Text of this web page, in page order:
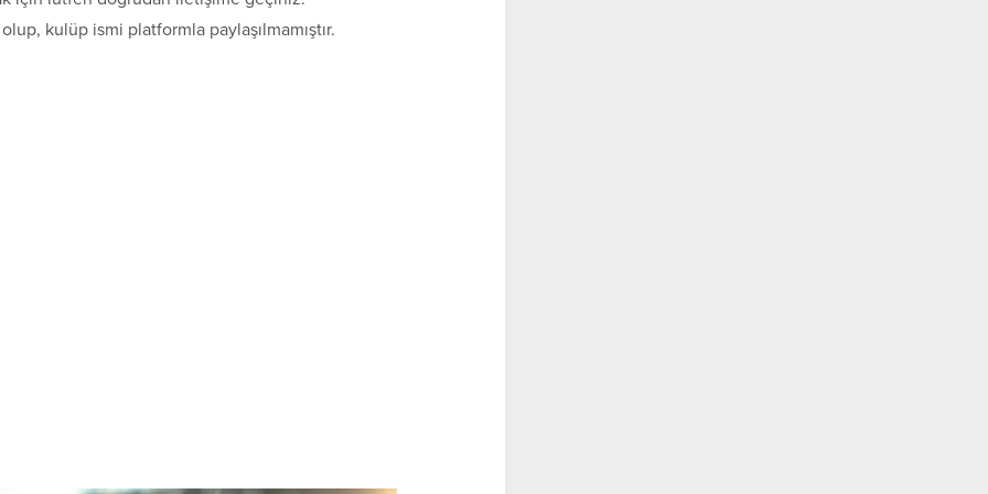
kulüp ismi platformla paylaşılmamıştır.